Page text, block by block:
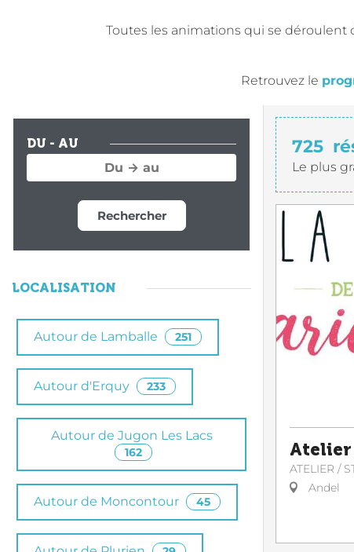
Toutes les animations qui se déroulent
Retrouvez le
DU - AU
Rechercher
LOCALISATION
Autour de Lamballe 251
Autour d'Erquy 233
Autour de Jugon Les Lacs
162
Autour de Moncontour 45
725
Le plus
Atelier
ATELIER /
Andel